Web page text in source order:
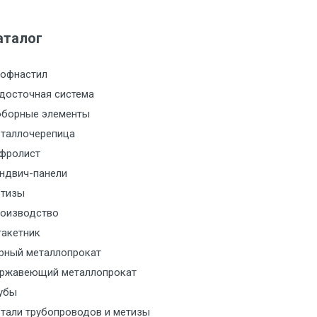
за МКАД
за МКАД
за МКАД
за МКАД
за МКАД
с транспортным
система
элементы
панели
металлопрокат
металлопрокат
трубопроводов и метизы